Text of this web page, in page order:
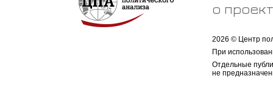
о
2026 © Центр
При
Отдельные
не